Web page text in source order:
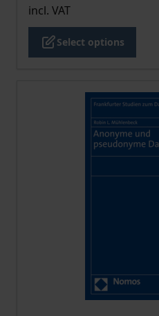
incl. VAT
Select options